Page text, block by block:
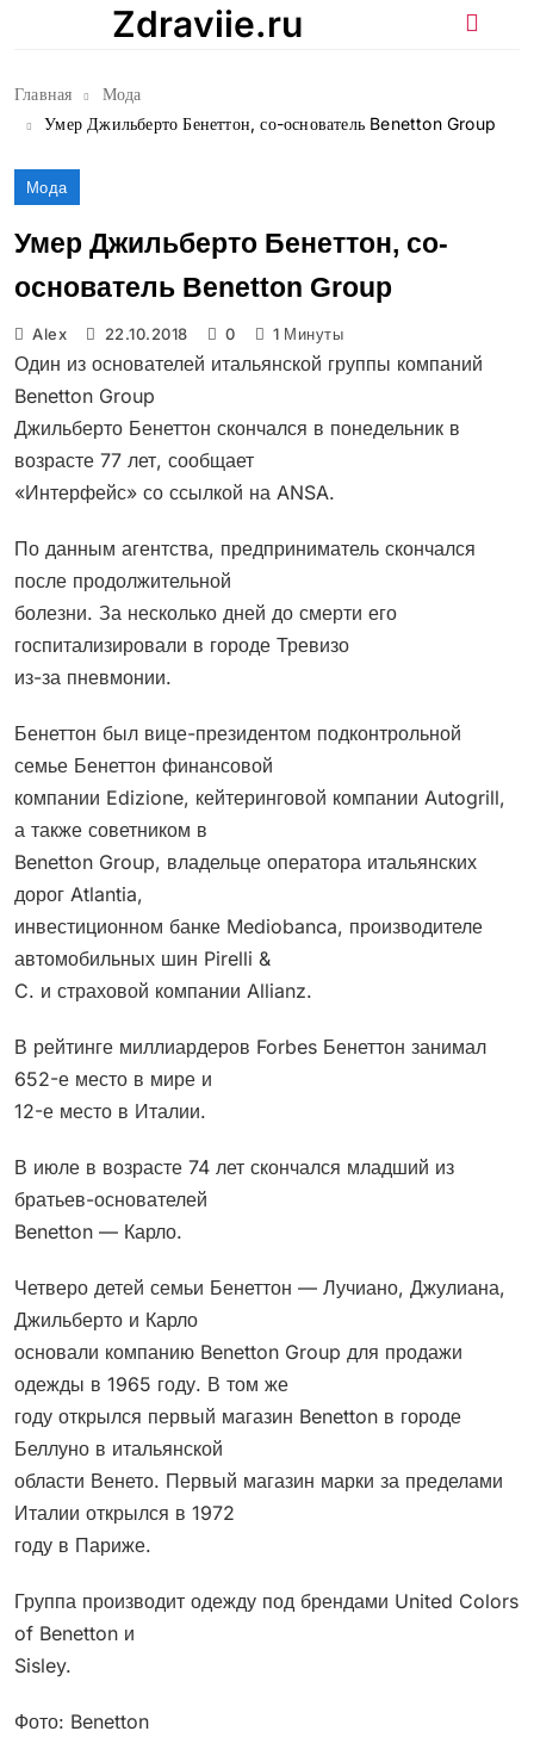
Zdraviie.ru
Главная
Мода
Умер Джильберто Бенеттон, со-основатель Benetton Group
Мода
Умер Джильберто Бенеттон, со-
основатель Benetton Group
Alex 22.10.2018 0 1 Минуты
Один из основателей итальянской группы компаний
Benetton Group
Джильберто Бенеттон скончался в понедельник в
возрасте 77 лет, сообщает
«Интерфейс» со ссылкой на ANSA.
По данным агентства, предприниматель скончался
после продолжительной
болезни. За несколько дней до смерти его
госпитализировали в городе Тревизо
из-за пневмонии.
Бенеттон был вице-президентом подконтрольной
семье Бенеттон финансовой
компании Edizione, кейтеринговой компании Autogrill,
а также советником в
Benetton Group, владельце оператора итальянских
дорог Atlantia,
инвестиционном банке Mediobanca, производителе
автомобильных шин Pirelli &
C. и страховой компании Allianz.
В рейтинге миллиардеров Forbes Бенеттон занимал
652-е место в мире и
12-е место в Италии.
В июле в возрасте 74 лет скончался младший из
братьев-основателей
Benetton — Карло.
Четверо детей семьи Бенеттон — Лучиано, Джулиана,
Джильберто и Карло
основали компанию Benetton Group для продажи
одежды в 1965 году. В том же
году открылся первый магазин Benetton в городе
Беллуно в итальянской
области Венето. Первый магазин марки за пределами
Италии открылся в 1972
году в Париже.
Группа производит одежду под брендами United Colors
of Benetton и
Sisley.
Фото: Benetton